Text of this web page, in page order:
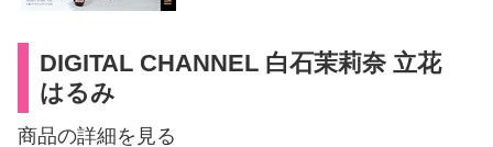
DIGITAL CHANNEL 白石茉莉奈 立花
はるみ
商品の詳細を見る